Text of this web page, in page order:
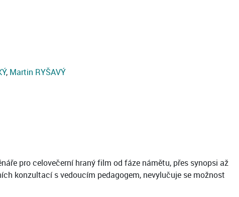
, Martin RYŠAVÝ
pro celovečerní hraný film od fáze námětu, přes synopsi až
konzultací s vedoucím pedagogem, nevylučuje se možnost